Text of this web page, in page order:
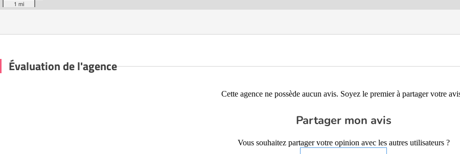
1 mi
Évaluation de l'agence
Cette agence ne possède aucun avis. Soyez le premier à partager votre
Partager mon avis
Vous souhaitez partager votre opinion avec les autres utilisateurs ?